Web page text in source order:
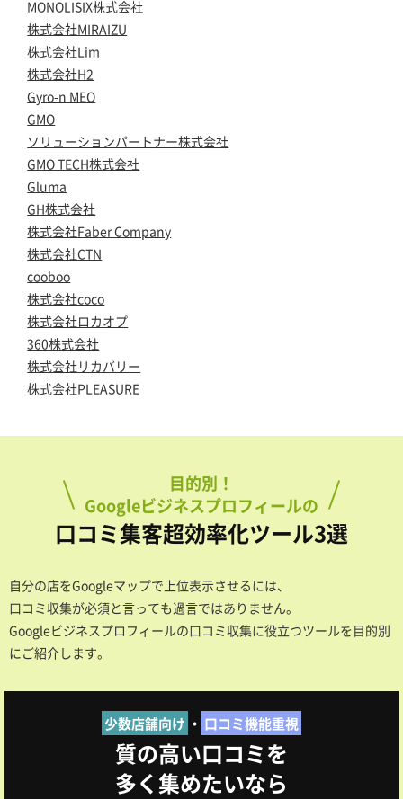
MONOLISIX株式会社
株式会社MIRAIZU
株式会社Lim
株式会社H2
Gyro-n MEO
GMO
ソリューションパートナー株式会社
GMO TECH株式会社
Gluma
GH株式会社
株式会社Faber Company
株式会社CTN
cooboo
株式会社coco
株式会社ロカオプ
360株式会社
株式会社リカバリー
株式会社PLEASURE
目的別！
Googleビジネスプロフィールの
口コミ集客超効率化ツール3選
自分の店をGoogleマップで上位表示させるには、
口コミ収集が必須と言っても過言ではありません。
Googleビジネスプロフィールの口コミ収集に役立つツールを目的別
にご紹介します。
少数店舗向け ・ 口コミ機能重視
質の高い口コミを
多く集めたいなら